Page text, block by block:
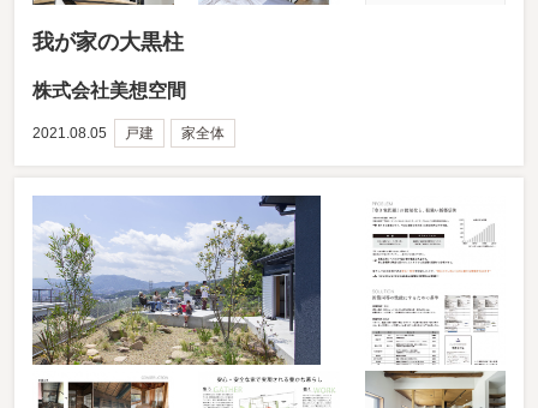
我が家の大黒柱
株式会社美想空間
2021.08.05 戸建 家全体